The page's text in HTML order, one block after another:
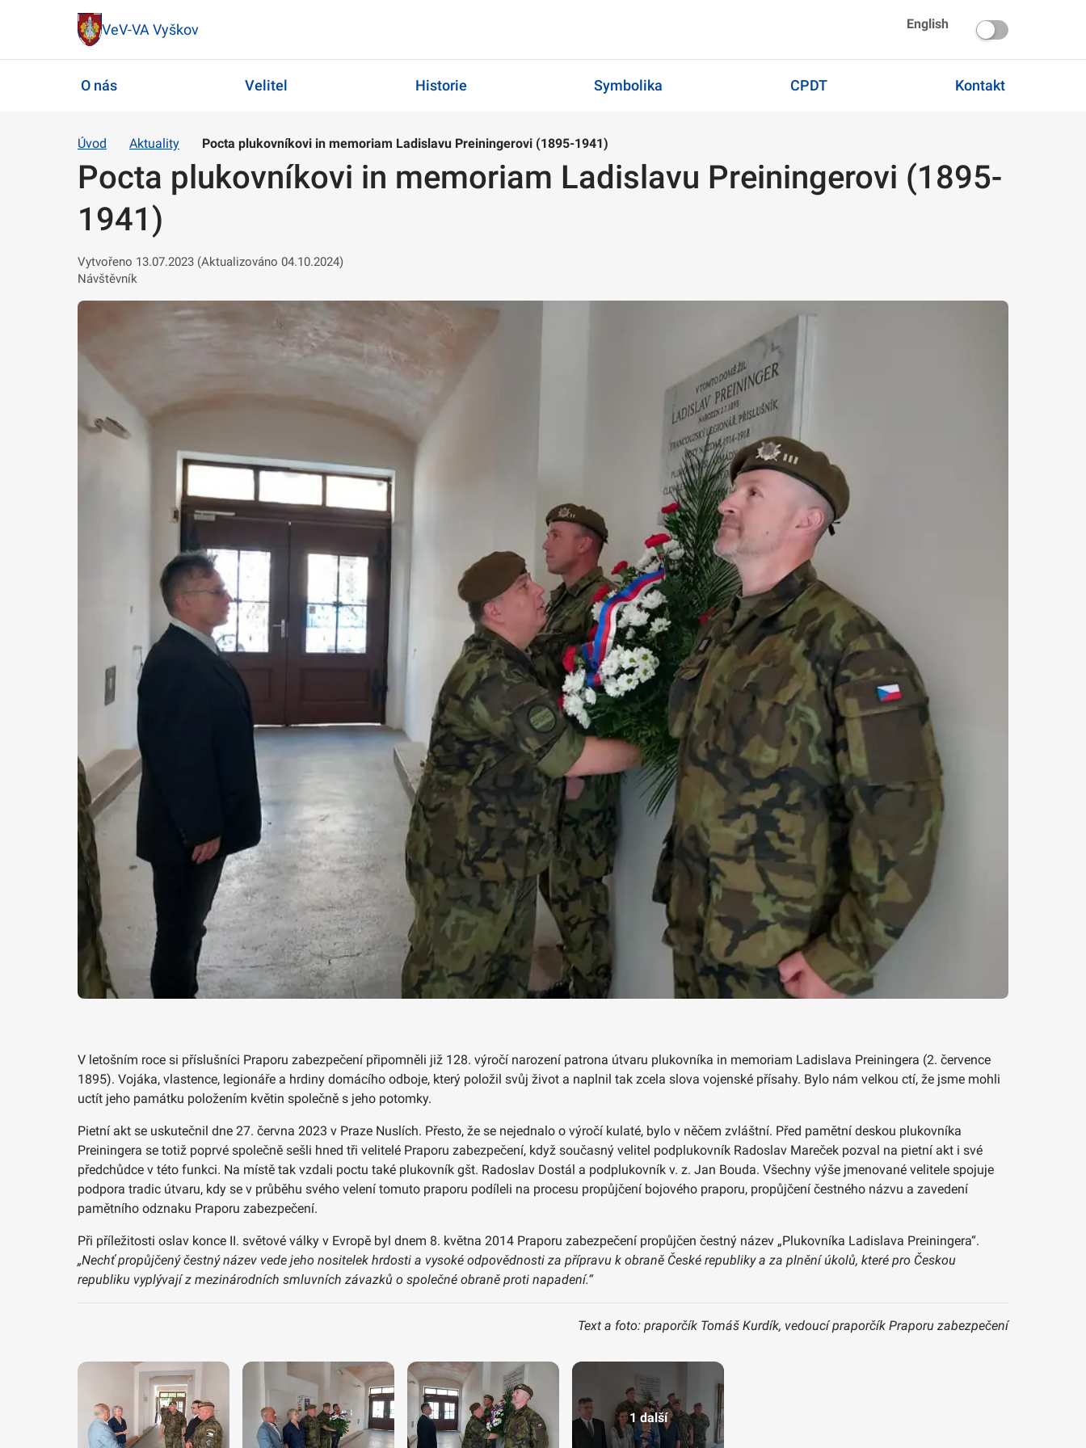
VeV-VA Vyškov English
O nás Velitel Historie Symbolika CPDT Kontakt
Úvod Aktuality Pocta plukovníkovi in memoriam Ladislavu Preiningerovi (1895-1941)
Pocta plukovníkovi in memoriam Ladislavu Preiningerovi (1895-
1941)
Vytvořeno 13.07.2023 (Aktualizováno 04.10.2024)
Návštěvník
V letošním roce si příslušníci Praporu zabezpečení připomněli již 128. výročí narození patrona útvaru plukovníka in memoriam Ladislava Preiningera (2. července
1895). Vojáka, vlastence, legionáře a hrdiny domácího odboje, který položil svůj život a naplnil tak zcela slova vojenské přísahy. Bylo nám velkou ctí, že jsme mohli
uctít jeho památku položením květin společně s jeho potomky.
Pietní akt se uskutečnil dne 27. června 2023 v Praze Nuslích. Přesto, že se nejednalo o výročí kulaté, bylo v něčem zvláštní. Před pamětní deskou plukovníka
Preiningera se totiž poprvé společně sešli hned tři velitelé Praporu zabezpečení, když současný velitel podplukovník Radoslav Mareček pozval na pietní akt i své
předchůdce v této funkci. Na místě tak vzdali poctu také plukovník gšt. Radoslav Dostál a podplukovník v. z. Jan Bouda. Všechny výše jmenované velitele spojuje
podpora tradic útvaru, kdy se v průběhu svého velení tomuto praporu podíleli na procesu propůjčení bojového praporu, propůjčení čestného názvu a zavedení
pamětního odznaku Praporu zabezpečení.
Při příležitosti oslav konce II. světové války v Evropě byl dnem 8. května 2014 Praporu zabezpečení propůjčen čestný název „Plukovníka Ladislava Preiningera“.
„Nechť propůjčený čestný název vede jeho nositelek hrdosti a vysoké odpovědnosti za přípravu k obraně České republiky a za plnění úkolů, které pro Českou
republiku vyplývají z mezinárodních smluvních závazků o společné obraně proti napadení.“
Text a foto: praporčík Tomáš Kurdík, vedoucí praporčík Praporu zabezpečení
1 další